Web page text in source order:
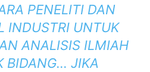
PENELITI DAN
INDUSTRI UNTUK
ANALISIS ILMIAH
BIDANG… JIKA